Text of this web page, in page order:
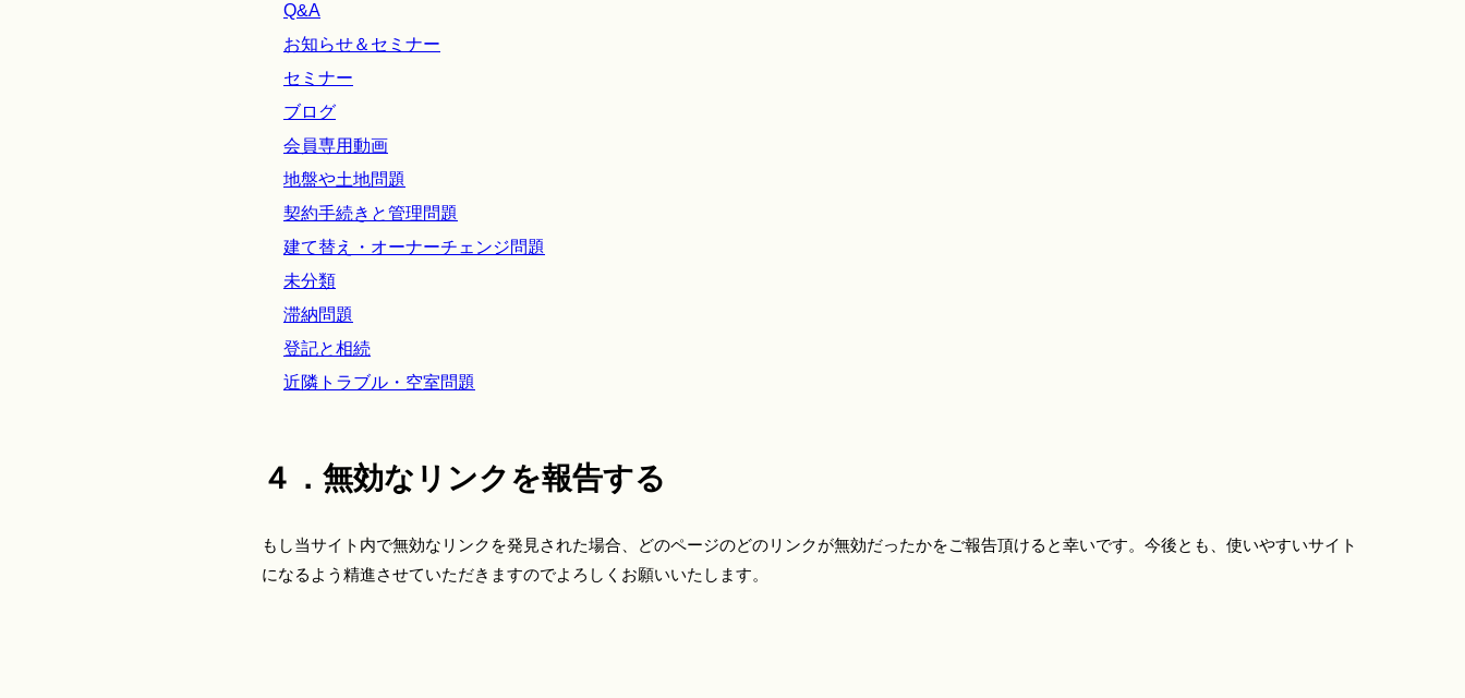
Q&A
お知らせ＆セミナー
セミナー
ブログ
会員専用動画
地盤や土地問題
契約手続きと管理問題
建て替え・オーナーチェンジ問題
未分類
滞納問題
登記と相続
近隣トラブル・空室問題
４．無効なリンクを報告する
もし当サイト内で無効なリンクを発見された場合、どのページのどのリンクが無効だったかをご報告頂けると幸いです。今後とも、使いやすいサイト
になるよう精進させていただきますのでよろしくお願いいたします。